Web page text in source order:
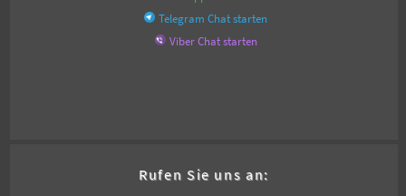
Telegram Chat starten
Viber Chat starten
Rufen Sie uns an: